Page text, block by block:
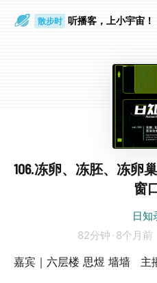
散步时 听播客，上小宇宙！
106.冻卵、冻胚、冻卵
窗
日知
82分钟 · 8个月前
嘉宾｜六层楼 思煜 墙墙 主